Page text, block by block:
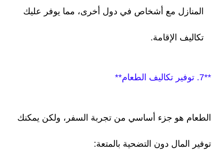
المنازل مع أشخاص في دول أخرى، مما يوفر عليك
تكاليف الإقامة.
**7. توفير تكاليف الطعام**
الطعام هو جزء أساسي من تجربة السفر، ولكن يمكنك
توفير المال دون التضحية بالمتعة: